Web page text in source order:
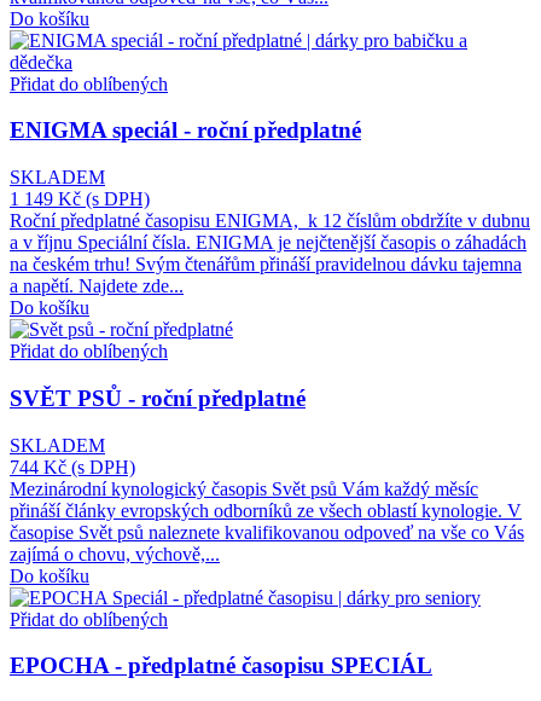
Do košíku
Přidat do oblíbených
ENIGMA speciál - roční předplatné
SKLADEM
1 149 Kč (s DPH)
Roční předplatné časopisu ENIGMA, k 12 číslům obdržíte v dubnu
a v říjnu Speciální čísla. ENIGMA je nejčtenější časopis o záhadách
na českém trhu! Svým čtenářům přináší pravidelnou dávku tajemna
a napětí. Najdete zde...
Do košíku
Přidat do oblíbených
SVĚT PSŮ - roční předplatné
SKLADEM
744 Kč (s DPH)
Mezinárodní kynologický časopis Svět psů Vám každý měsíc
přináší články evropských odborníků ze všech oblastí kynologie. V
časopise Svět psů naleznete kvalifikovanou odpoveď na vše co Vás
zajímá o chovu, výchově,...
Do košíku
Přidat do oblíbených
EPOCHA - předplatné časopisu SPECIÁL